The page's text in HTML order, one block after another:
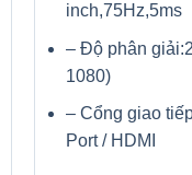
inch,75Hz,5ms
– Độ phân
1080)
– Cổng giao
Port / HDMI